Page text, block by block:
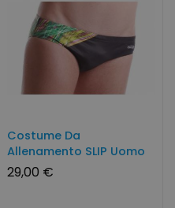
Costume Da
Allenamento SLIP Uomo
RAINBOW
29,00 €